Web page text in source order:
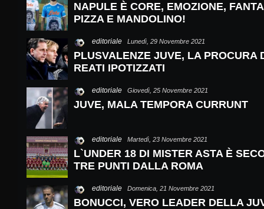
NAPULE È CORE, EMOZIONE,
PIZZA E MANDOLINO!
editoriale Lunedì, 29 Novembre 2021
PLUSVALENZE JUVE, LA PROCURA
REATI IPOTIZZATI
editoriale Giovedì, 25 Novembre 2021
JUVE, MALA TEMPORA CURRUNT
editoriale Martedì, 23 Novembre 2021
L`UNDER 18 DI MISTER ASTA È
TRE PUNTI DALLA ROMA
editoriale Domenica, 21 Novembre 2021
BONUCCI, VERO LEADER DELLA